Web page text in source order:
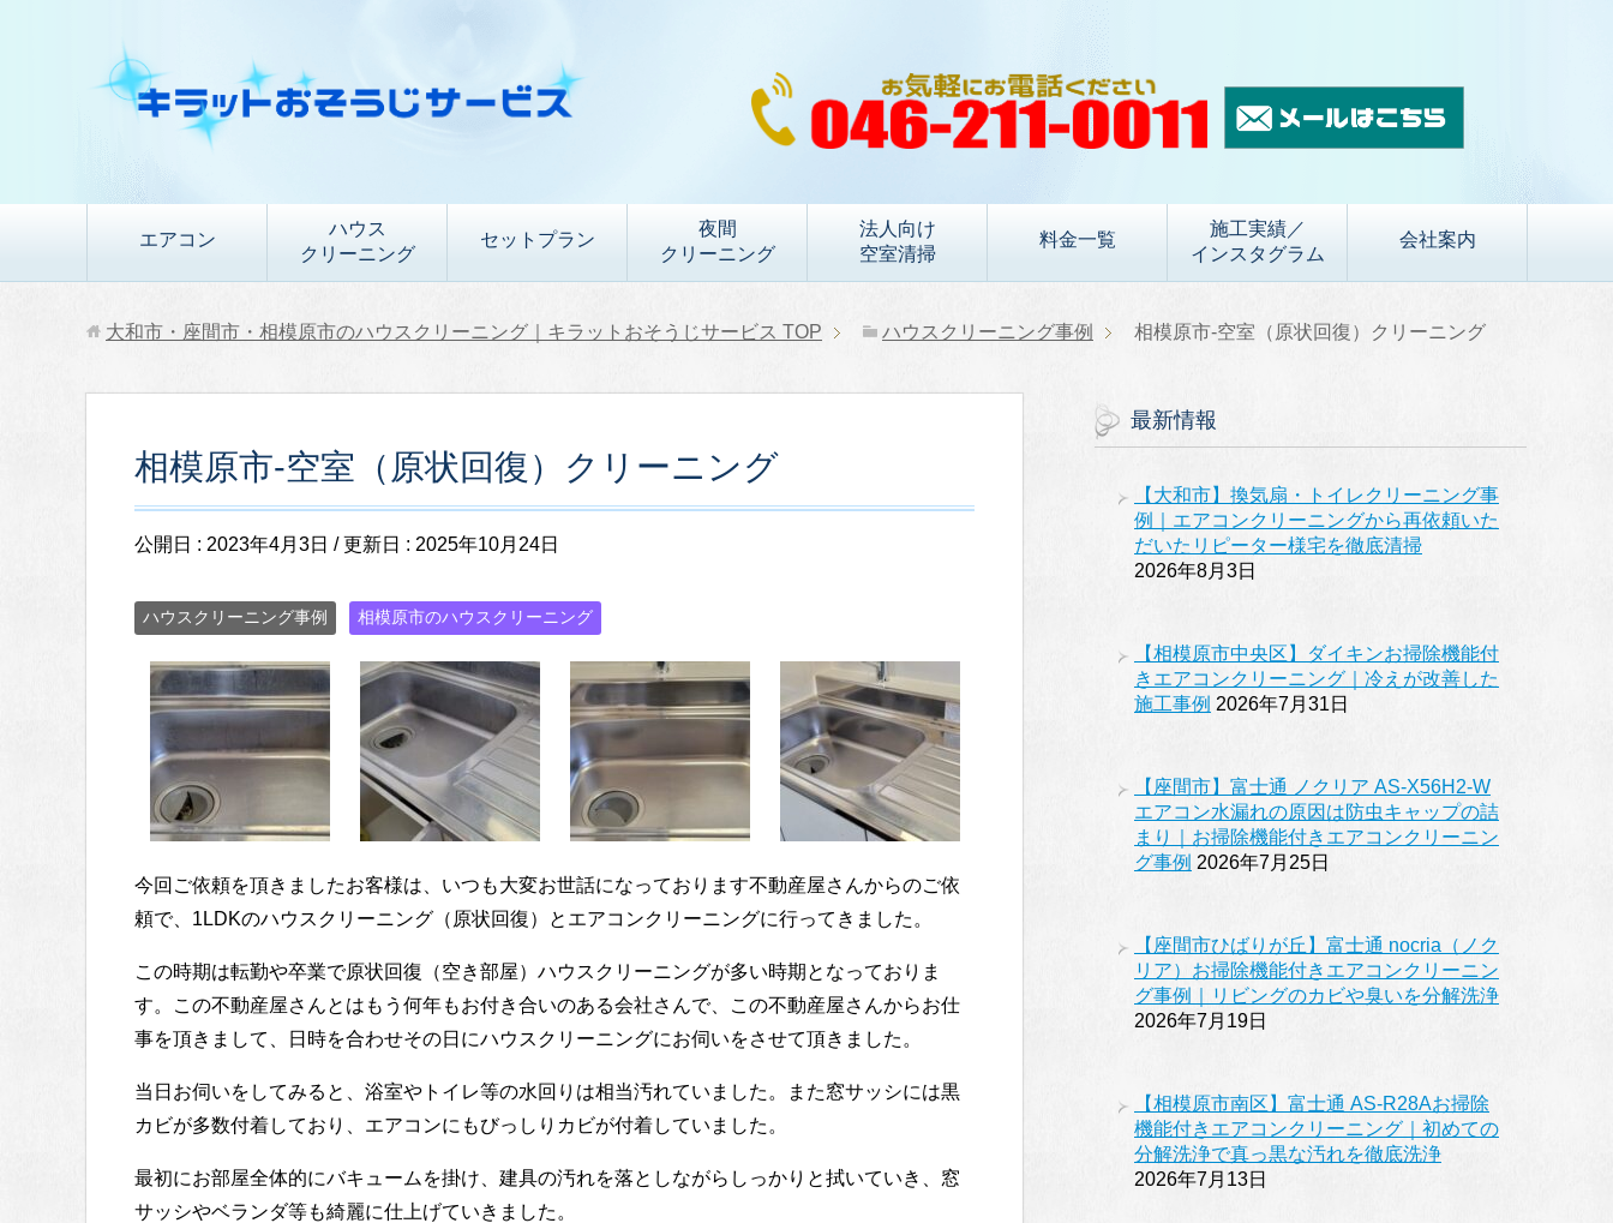
エアコン
ハウス
クリーニング
セットプラン
夜間
クリーニング
法人向け
空室清掃
料金一覧
施工実績／
インスタグラム
会社案内
大和市・座間市・相模原市のハウスクリーニング｜キラットおそうじサービス TOP ハウスクリーニング事例 相模原市-空室（原状回復）クリーニング
相模原市-空室（原状回復）クリーニング
公開日 : 2023年4月3日 / 更新日 : 2025年10月24日
ハウスクリーニング事例 相模原市のハウスクリーニング
今回ご依頼を頂きましたお客様は、いつも大変お世話になっております不動産屋さんからのご依
頼で、1LDKのハウスクリーニング（原状回復）とエアコンクリーニングに行ってきました。
この時期は転勤や卒業で原状回復（空き部屋）ハウスクリーニングが多い時期となっておりま
す。この不動産屋さんとはもう何年もお付き合いのある会社さんで、この不動産屋さんからお仕
事を頂きまして、日時を合わせその日にハウスクリーニングにお伺いをさせて頂きました。
当日お伺いをしてみると、浴室やトイレ等の水回りは相当汚れていました。また窓サッシには黒
カビが多数付着しており、エアコンにもびっしりカビが付着していました。
最初にお部屋全体的にバキュームを掛け、建具の汚れを落としながらしっかりと拭いていき、窓
サッシやベランダ等も綺麗に仕上げていきました。
最新情報
【大和市】換気扇・トイレクリーニング事
例｜エアコンクリーニングから再依頼いた
だいたリピーター様宅を徹底清掃
2026年8月3日
【相模原市中央区】ダイキンお掃除機能付
きエアコンクリーニング｜冷えが改善した
施工事例 2026年7月31日
【座間市】富士通 ノクリア AS-X56H2-W
エアコン水漏れの原因は防虫キャップの詰
まり｜お掃除機能付きエアコンクリーニン
グ事例 2026年7月25日
【座間市ひばりが丘】富士通 nocria（ノク
リア）お掃除機能付きエアコンクリーニン
グ事例｜リビングのカビや臭いを分解洗浄
2026年7月19日
【相模原市南区】富士通 AS-R28Aお掃除
機能付きエアコンクリーニング｜初めての
分解洗浄で真っ黒な汚れを徹底洗浄
2026年7月13日